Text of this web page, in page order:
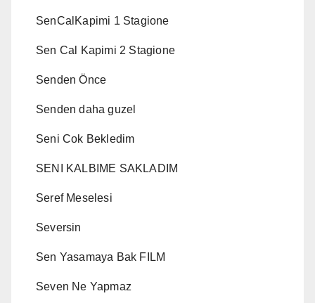
SenCalKapimi 1 Stagione
Sen Cal Kapimi 2 Stagione
Senden Önce
Senden daha guzel
Seni Cok Bekledim
SENI KALBIME SAKLADIM
Seref Meselesi
Seversin
Sen Yasamaya Bak FILM
Seven Ne Yapmaz